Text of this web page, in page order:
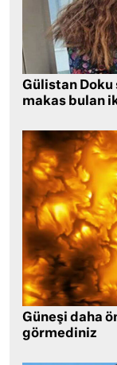
Gülistan Doku
makas bulan
Güneşi daha
görmediniz